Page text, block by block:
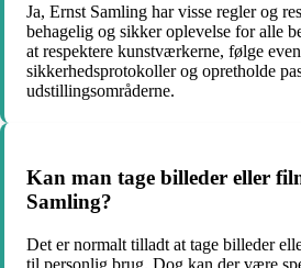
Ja, Ernst Samling har visse regler og
behagelig og sikker oplevelse for alle
at respektere kunstværkerne, følge
sikkerhedsprotokoller og opretholde
udstillingsområderne.
Kan man tage billeder eller
Samling?
Det er normalt tilladt at tage billeder
til personlig brug. Dog kan der være